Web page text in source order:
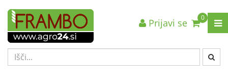
Nazaj en nivo
VRSTA 1
Nazaj en nivo
VRSTA 1
Nazaj en nivo
VRSTA 1
0
Prijavi se